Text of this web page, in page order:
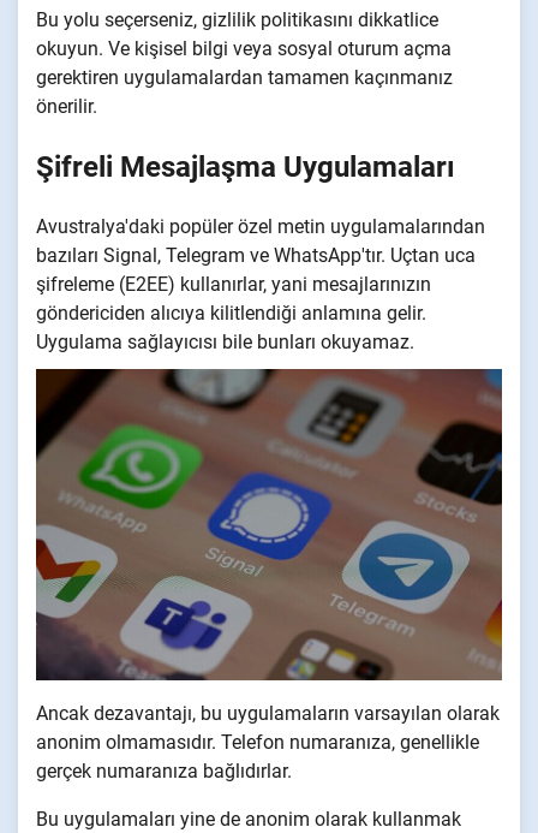
Bu yolu seçerseniz, gizlilik politikasını dikkatlice
okuyun. Ve kişisel bilgi veya sosyal oturum açma
gerektiren uygulamalardan tamamen kaçınmanız
önerilir.
Şifreli Mesajlaşma Uygulamaları
Avustralya'daki popüler özel metin uygulamalarından
bazıları Signal, Telegram ve WhatsApp'tır. Uçtan uca
şifreleme (E2EE) kullanırlar, yani mesajlarınızın
göndericiden alıcıya kilitlendiği anlamına gelir.
Uygulama sağlayıcısı bile bunları okuyamaz.
Ancak dezavantajı, bu uygulamaların varsayılan olarak
anonim olmamasıdır. Telefon numaranıza, genellikle
gerçek numaranıza bağlıdırlar.
Bu uygulamaları yine de anonim olarak kullanmak